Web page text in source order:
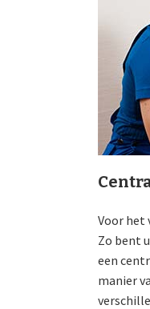
Voor het
Zo bent
een
manier